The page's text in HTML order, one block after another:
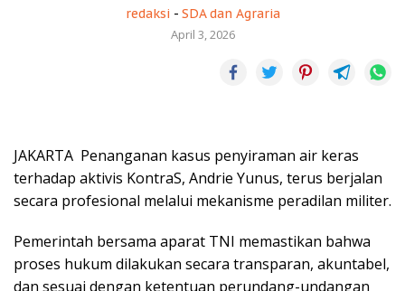
redaksi - SDA dan Agraria
April 3, 2026
JAKARTA  Penanganan kasus penyiraman air keras
terhadap aktivis KontraS, Andrie Yunus, terus berjalan
secara profesional melalui mekanisme peradilan militer.
Pemerintah bersama aparat TNI memastikan bahwa
proses hukum dilakukan secara transparan, akuntabel,
dan sesuai dengan ketentuan perundang-undangan